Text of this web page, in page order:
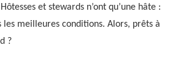
et stewards n’ont qu’une hâte :
les meilleures conditions. Alors, prêts à
?